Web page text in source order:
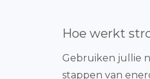
Hoe werkt
Gebruiken jullie
stappen van